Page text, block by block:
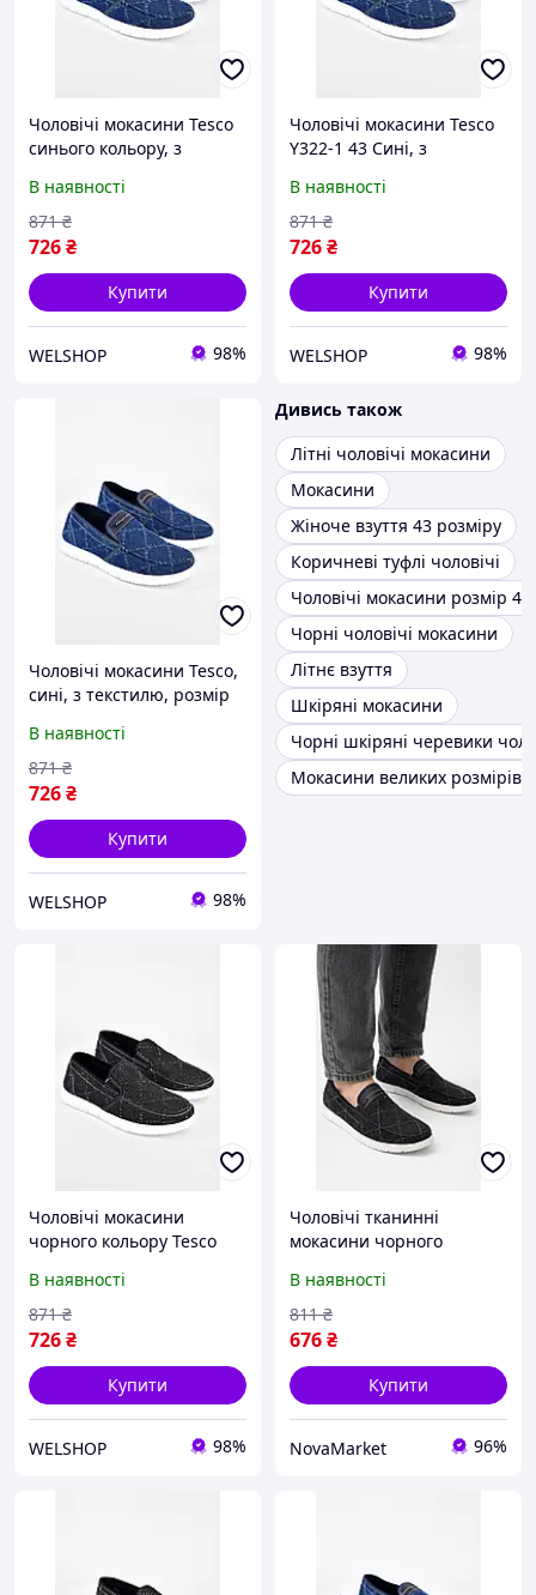
Чоловічі мокасини Tesco
синього кольору, з
підошва 2 см.
В наявності
726₴
871 ₴
Купити
WELSHOP 98%
Чоловічі мокасини Tesco
Y322-1 43 Сині, з
довжина устілки 25,5-28
см, ширина стопи 8-9 см,
підошва 2 см,
В наявності
726₴
871 ₴
Купити
WELSHOP 98%
Чоловічі мокасини Tesco,
сині, з текстилю, розмір
см, ширина 9, підошва 2
см, висота гомілки 5 см.
В наявності
726₴
871 ₴
Купити
WELSHOP 98%
Дивись також
Літні чоловічі мокасини
Мокасини
Жіноче взуття 43 розміру
Коричневі туфлі чоловічі
Чоловічі мокасини розмір 46
Чорні чоловічі мокасини
Літнє взуття
Шкіряні мокасини
Чорні шкіряні черевики
Мокасини великих розмірів
Чоловічі мокасини
чорного кольору Tesco
розміри, зручна підошва.
В наявності
726₴
871 ₴
Купити
WELSHOP 98%
Чоловічі тканинні
мокасини чорного
210029, розмір 40-45.
В наявності
676₴
811 ₴
Купити
NovaMarket 96%